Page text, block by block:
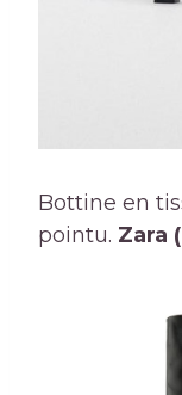
Bottine en
pointu. Zara